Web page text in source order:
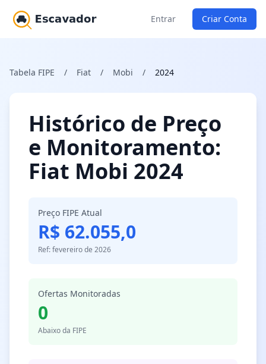
Entrar Criar Conta
Tabela FIPE / Fiat / Mobi / 2024
Histórico de Preço
e Monitoramento:
Fiat Mobi 2024
Preço FIPE Atual
R$ 62.055,0
Ref: fevereiro de 2026
Ofertas Monitoradas
0
Abaixo da FIPE